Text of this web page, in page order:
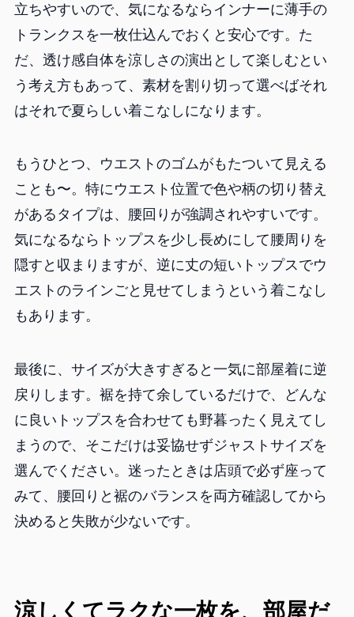
立ちやすいので、気になるならインナーに薄手の
トランクスを一枚仕込んでおくと安心です。た
だ、透け感自体を涼しさの演出として楽しむとい
う考え方もあって、素材を割り切って選べばそれ
はそれで夏らしい着こなしになります。
もうひとつ、ウエストのゴムがもたついて見える
ことも〜。特にウエスト位置で色や柄の切り替え
があるタイプは、腰回りが強調されやすいです。
気になるならトップスを少し長めにして腰周りを
隠すと収まりますが、逆に丈の短いトップスでウ
エストのラインごと見せてしまうという着こなし
もあります。
最後に、サイズが大きすぎると一気に部屋着に逆
戻りします。裾を持て余しているだけで、どんな
に良いトップスを合わせても野暮ったく見えてし
まうので、そこだけは妥協せずジャストサイズを
選んでください。迷ったときは店頭で必ず座って
みて、腰回りと裾のバランスを両方確認してから
決めると失敗が少ないです。
涼しくてラクな一枚を、部屋だ